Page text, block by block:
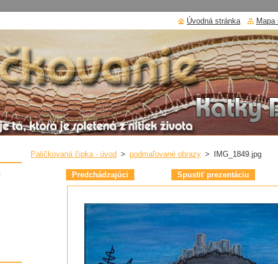
Paličkovaná čipka - úvod > podmaľované obrazy > IMG_1849.jpg
Predchádzajúci Spustiť prezentáciu
Úvodná stránka Mapa